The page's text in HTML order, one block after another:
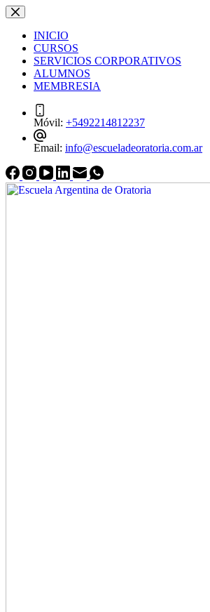
Saltar
contenido
Saltar
contenidoINICIO
CURSOS
SERVICIOS CORPORATIVOS
ALUMNOS
MEMBRESIA
Móvil: +5492214812237
Email: info@escueladeoratoria.com.ar